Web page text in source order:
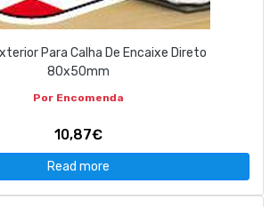
Para Calha De Encaixe Direto
80x50mm
Por Encomenda
10,87€
Read more